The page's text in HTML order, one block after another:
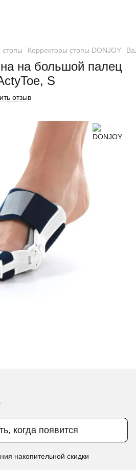
стопы Корректоры стопы DONJOY
на большой палец
S
отзыв
когда появится
накопительной скидки